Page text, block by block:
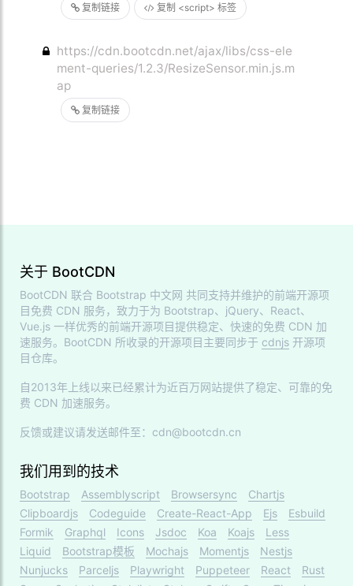
复制链接 复制 <script> 标签
复制链接
https://cdn.bootcdn.net/ajax/libs/css-ele
ment-queries/1.2.3/ResizeSensor.min.js.m
ap
关于 BootCDN
BootCDN 联合 Bootstrap 中文网 共同支持并维护的前端开源项
目免费 CDN 服务，致力于为 Bootstrap、jQuery、React、
Vue.js 一样优秀的前端开源项目提供稳定、快速的免费 CDN 加
速服务。BootCDN 所收录的开源项目主要同步于 cdnjs 开源项
目仓库。
自2013年上线以来已经累计为近百万网站提供了稳定、可靠的免
费 CDN 加速服务。
反馈或建议请发送邮件至：cdn@bootcdn.cn
我们用到的技术
Bootstrap Assemblyscript Browsersync
Chartjs
Clipboardjs
Codeguide Create-React-App Ejs
Esbuild
Formik
Graphql Icons Jsdoc Koa Koajs
Less
Liquid
Bootstrap模板 Mochajs Momentjs
Nestjs
Nunjucks
Parceljs Playwright Puppeteer React
Rust